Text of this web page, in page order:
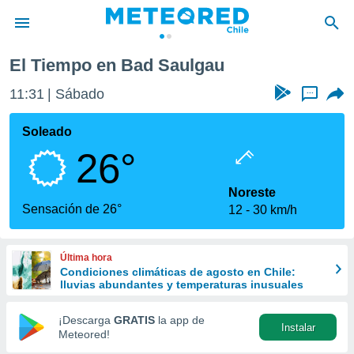
de
por
que se
calidad.
a este
las
y
forma
digital
basada
El Tiempo en Bad Saulgau
11:31 Sábado ...
Soleado
26°
Sensación de 26°
Noreste
12
30 km/h
Última hora
Condiciones climáticas de agosto en Chile:
lluvias abundantes y temperaturas inusuales
¡Descarga GRATIS la app de
Meteored!
Instalar